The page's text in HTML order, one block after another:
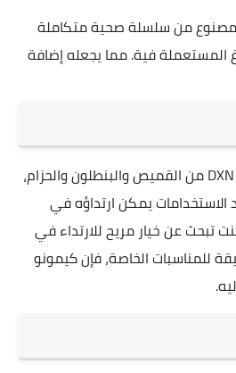
بذلك يكون كيمونو DXN مصنوع من سلسلة صحية متكاملة
المستعملة فية. مما يجعله إضافة
تتضمن مجموعة كيمونو DXN من القميص والبنطلون والحزام،
الاستخدامات يمكن ارتداؤه في
تبحث عن خيار مريح للارتداء في
للمناسبات الخاصة، فإن كيمونو